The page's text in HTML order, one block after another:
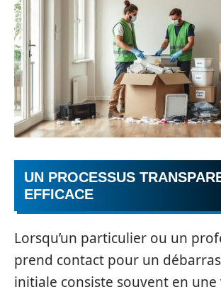
UN PROCESSUS
EFFICACE
Lorsqu’un particulier ou un
prend contact pour un
initiale consiste souvent en une